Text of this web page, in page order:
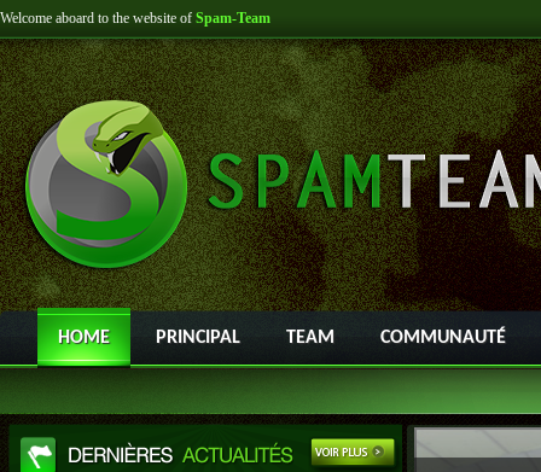
Welcome aboard to the website of Spam-Team
HOME PRINCIPAL TEAM COMMUNAUTÉ